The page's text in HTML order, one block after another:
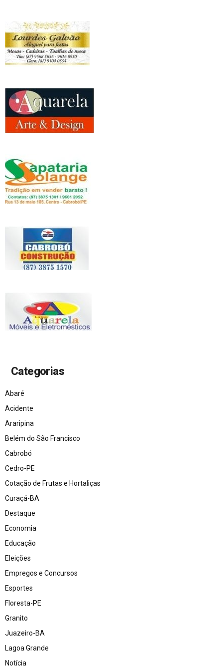
Categorias
Abaré
Acidente
Araripina
Belém do São Francisco
Cabrobó
Cedro-PE
Cotação de Frutas e Hortaliças
Curaçá-BA
Destaque
Economia
Educação
Eleições
Empregos e Concursos
Esportes
Floresta-PE
Granito
Juazeiro-BA
Lagoa Grande
Notícia